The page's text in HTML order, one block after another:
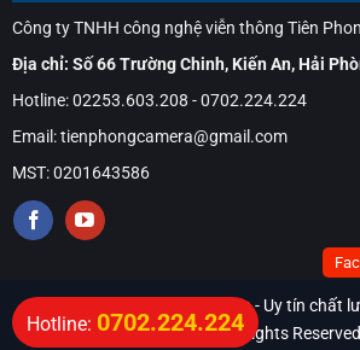
Công ty TNHH công nghệ viễn thông Tiên
Địa chỉ: Số 66 Trường Chinh, Kiến An, Hải
Hotline: 02253.603.208 - 0702.224.224
Email: tienphongcamera@gmail.com
MST: 0201643586
© 2026 - cameratienphong.vn - Uy tín chất
đầu. All Rights Reserved
Hotline: 0702.224.224